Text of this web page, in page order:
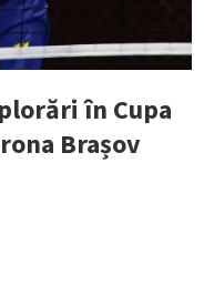
în Cupa
Brașov